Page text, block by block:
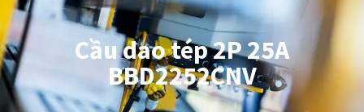
Cầu dao tép 2P 25A
BBD2252CNV